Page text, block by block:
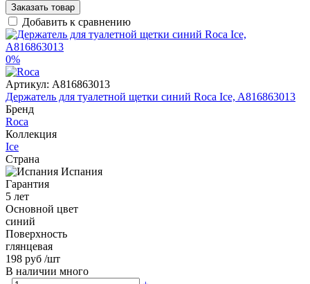
Заказать товар
Добавить к сравнению
0%
Артикул: A816863013
Держатель для туалетной щетки синий Roca Ice, A816863013
Бренд
Roca
Коллекция
Ice
Страна
Испания
Гарантия
5 лет
Основной цвет
синий
Поверхность
глянцевая
198 руб /шт
В наличии много